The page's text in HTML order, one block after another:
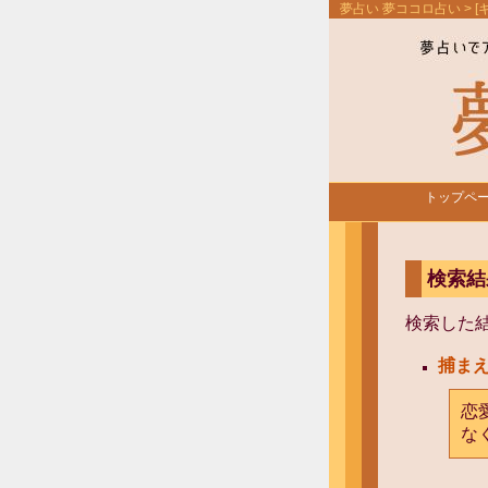
夢占い 夢ココロ占い > [
トップペ
検索
検索した
捕ま
恋
な